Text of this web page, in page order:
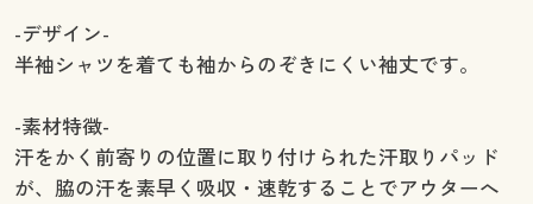
-デザイン-
半袖シャツを着ても袖からのぞきにくい袖丈です。
-素材特徴-
汗をかく前寄りの位置に取り付けられた汗取りパッド
が、脇の汗を素早く吸収・速乾することでアウターへ